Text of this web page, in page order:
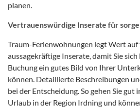
planen.
Vertrauenswürdige Inserate für
Traum-Ferienwohnungen legt Wert
aussagekräftige Inserate, damit Sie
Buchung ein gutes Bild von Ihrer
können. Detaillierte Beschreibungen
bei der Entscheidung. So gehen Sie
Urlaub in der Region Irdning und